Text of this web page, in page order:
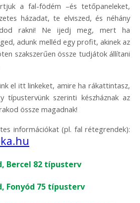
a fal-födém –és tetőpaneleket,
házadat, te elviszed, és néhány
rakni! Ne ijedj meg, mert ha
adunk melléd egy profit, akinek az
szakszerűen össze tudjátok állítani
el itt linkeket, amire ha rákattintasz,
típustervünk szerinti készháznak az
össze magadnak!
információkat (pl. fal rétegrendek):
Bercel 82 típusterv
Fonyód 75 típusterv